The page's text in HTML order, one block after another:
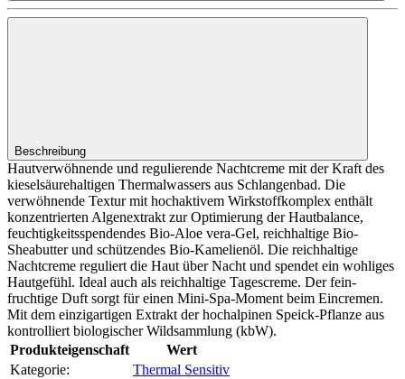
Beschreibung
Hautverwöhnende und regulierende Nachtcreme mit der Kraft des
kieselsäurehaltigen Thermalwassers aus Schlangenbad. Die
verwöhnende Textur mit hochaktivem Wirkstoffkomplex enthält
konzentrierten Algenextrakt zur Optimierung der Hautbalance,
feuchtigkeitsspendendes Bio-Aloe vera-Gel, reichhaltige Bio-
Sheabutter und schützendes Bio-Kamelienöl. Die reichhaltige
Nachtcreme reguliert die Haut über Nacht und spendet ein wohliges
Hautgefühl. Ideal auch als reichhaltige Tagescreme. Der fein-
fruchtige Duft sorgt für einen Mini-Spa-Moment beim Eincremen.
Mit dem einzigartigen Extrakt der hochalpinen Speick-Pflanze aus
kontrolliert biologischer Wildsammlung (kbW).
Produkteigenschaft
Wert
Kategorie:
Thermal Sensitiv